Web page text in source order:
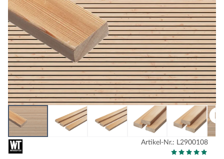
Artikel-Nr.: L2900108